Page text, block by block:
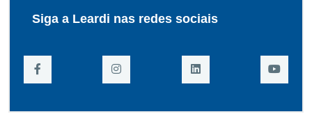
Siga a Leardi nas redes sociais